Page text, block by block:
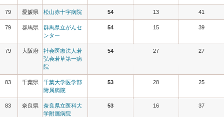
79 愛媛県 松山赤十字病院 54 13 41
79 群馬県
群馬県立がんセ
ンター
54 15 39
79 大阪府
社会医療法人若
弘会若草第一病
院
54 27 27
83 千葉県
千葉大学医学部
附属病院
53 28 25
83 奈良県
奈良県立医科大
学附属病院
53 16 37